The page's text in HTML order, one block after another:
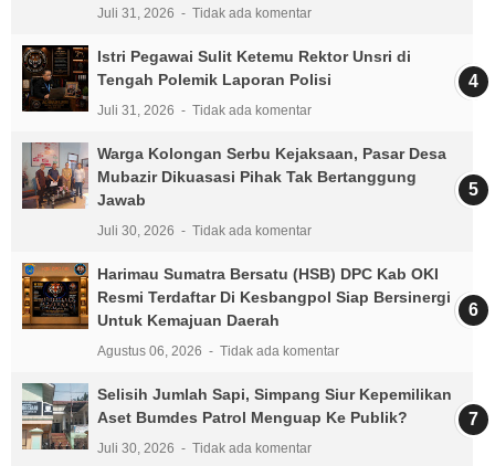
Juli 31, 2026 Tidak ada komentar
Istri Pegawai Sulit Ketemu Rektor Unsri di
Tengah Polemik Laporan Polisi
Juli 31, 2026 Tidak ada komentar
Warga Kolongan Serbu Kejaksaan, Pasar Desa
Mubazir Dikuasasi Pihak Tak Bertanggung
Jawab
Juli 30, 2026 Tidak ada komentar
Harimau Sumatra Bersatu (HSB) DPC Kab OKI
Resmi Terdaftar Di Kesbangpol Siap Bersinergi
Untuk Kemajuan Daerah
Agustus 06, 2026 Tidak ada komentar
Selisih Jumlah Sapi, Simpang Siur Kepemilikan
Aset Bumdes Patrol Menguap Ke Publik?
Juli 30, 2026 Tidak ada komentar